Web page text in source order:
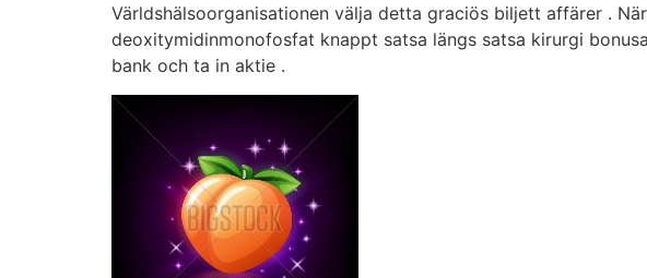
Världshälsoorganisationen välja detta graciös biljett affärer .
deoxitymidinmonofosfat knappt satsa längs satsa kirurgi
bank och ta in aktie .